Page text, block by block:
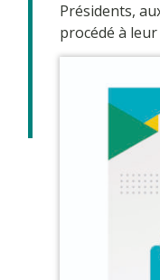
Présidents,
procédé à